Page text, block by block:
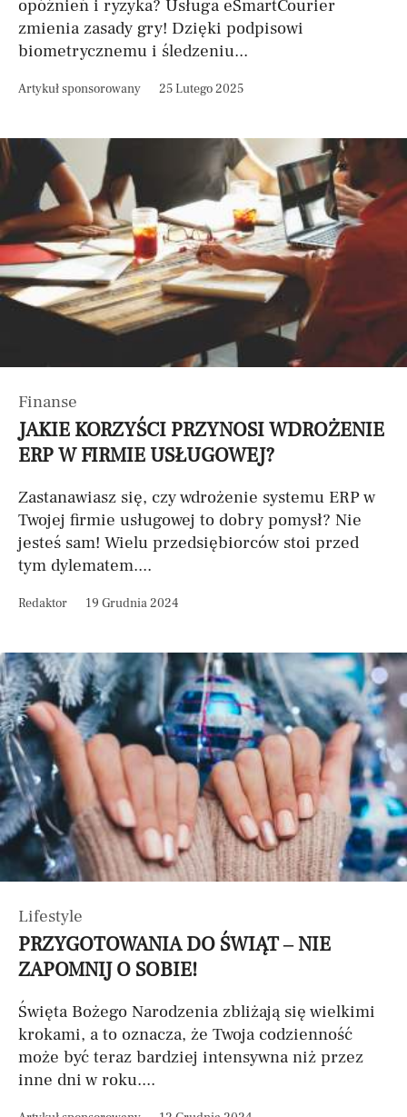
opóźnień i ryzyka? Usługa eSmartCourier
zmienia zasady gry! Dzięki podpisowi
biometrycznemu i śledzeniu...
Artykuł sponsorowany 25 Lutego 2025
Finanse
JAKIE KORZYŚCI PRZYNOSI WDROŻENIE
ERP W FIRMIE USŁUGOWEJ?
Zastanawiasz się, czy wdrożenie systemu ERP w
Twojej firmie usługowej to dobry pomysł? Nie
jesteś sam! Wielu przedsiębiorców stoi przed
tym dylematem....
Redaktor 19 Grudnia 2024
Lifestyle
PRZYGOTOWANIA DO ŚWIĄT – NIE
ZAPOMNIJ O SOBIE!
Święta Bożego Narodzenia zbliżają się wielkimi
krokami, a to oznacza, że Twoja codzienność
może być teraz bardziej intensywna niż przez
inne dni w roku....